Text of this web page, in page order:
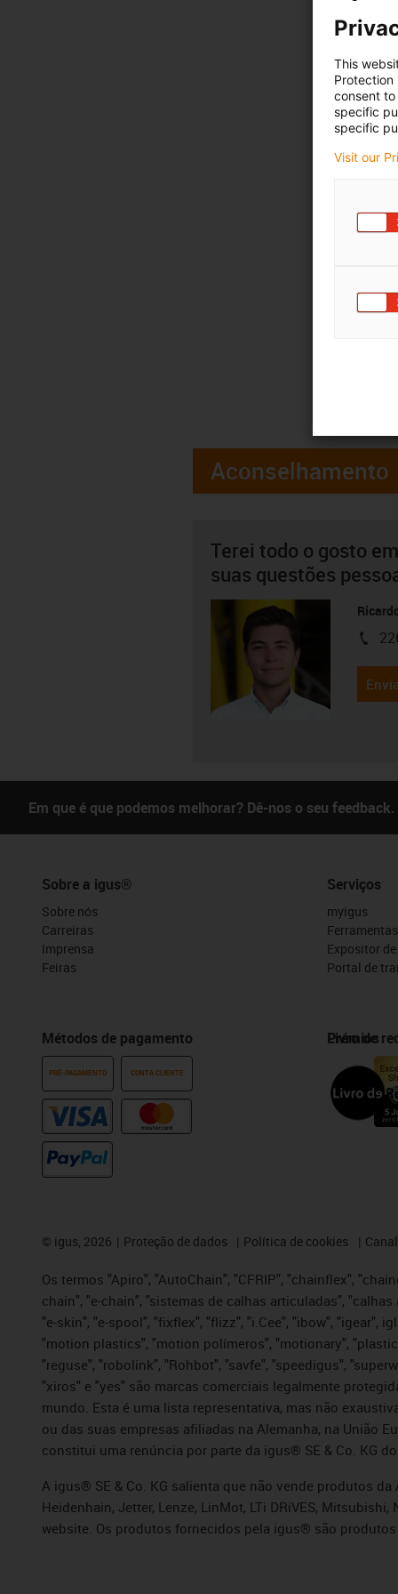
Aconselhamento
Terei todo o gosto
suas questões
igus-
Em que é que podemos melhorar? Dê-nos o seu feedback.
Sobre a igus®
Sobre nós
Carreiras
Imprensa
Feiras
Métodos de pagamento
PRÉ-PAGAMENTO CONTA CLIENTE
Serviços
myigus
Expositor
Portal de
Prémios
Livro de
© igus, 2026 Proteção de dados Política de cookies
Os termos "Apiro", "AutoChain", "CFRIP", "chainflex",
chain", "e-chain", "sistemas de calhas articuladas",
"e-skin", "e-spool", "fixflex", "flizz", "i.Cee", "ibow", "igear",
"motion plastics", "motion polímeros", "motionary",
"reguse", "robolink", "Rohbot", "savfe", "speedigus",
"xiros" e "yes" são marcas comerciais legalmente
mundo. Esta é uma lista representativa, mas não
ou das suas empresas afiliadas na Alemanha, na União
constitui uma renúncia por parte da igus® SE & Co. KG
A igus® SE & Co. KG salienta que não vende produtos da
Heidenhain, Jetter, Lenze, LinMot, LTi DRiVES,
website. Os produtos fornecidos pela igus® são produtos
This
Protection
consent
specific
specific
Visit our